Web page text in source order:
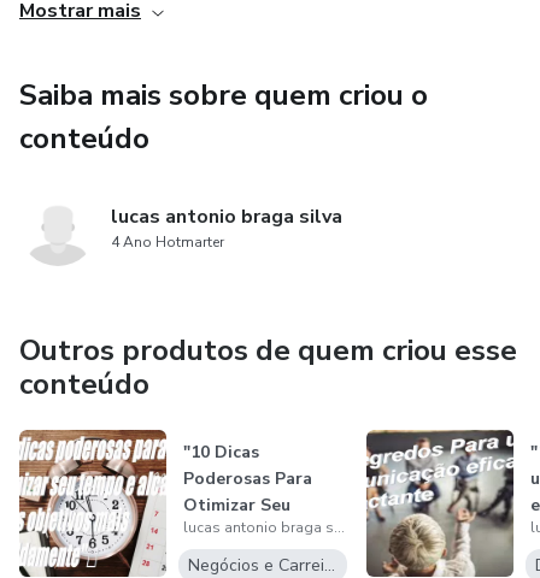
3. Redução de gastos desnecessários: O conteúdo do
desnecessários, ajudando as pessoas a identificar áreas em
que estão gastando dinheiro de forma desnecessária e a
4. Alcance de objetivos financeiros: O objetivo principal do
os leitores podem começar a economizar dinheiro de forma
consistente e direcionar essas economias para atingir seus
objetivos financeiros, como pagar dívidas, fazer
investimentos ou realizar sonhos de longo prazo.
Mostrar mais
Saiba mais sobre quem criou o
conteúdo
lucas antonio braga silva
4 Ano Hotmarter
Outros produtos de quem criou esse
conteúdo
"10 Dicas
Poderosas Para
Otimizar Seu
Tempo e Alcançar
Seus...
lucas antonio braga silva
Negócios e Carreira